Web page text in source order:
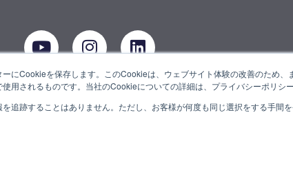
にCookieを保存します。このCookieは、ウェブサイト体験の改善のため
用されるものです。当社のCookieについての詳細は、プライバシーポリシー
追跡することはありません。ただし、お客様が何度も同じ選択をする手間
o
u
t
u
b
n
s
t
a
g
i
n
k
e
d